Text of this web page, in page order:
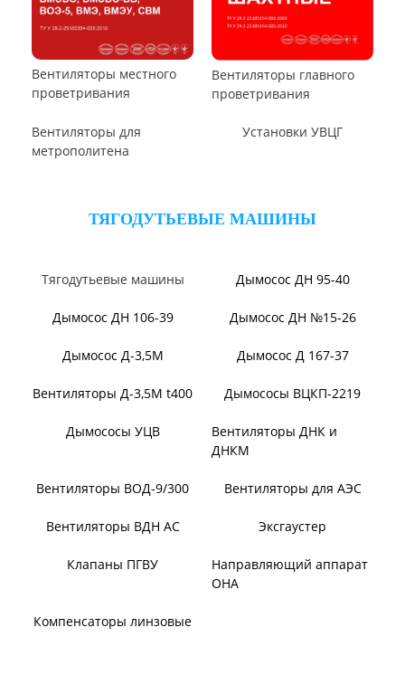
Вентилятор В06-290-11 Вентилятор В06-298-11
Вентилятор В1,0-260-5
Вентиляторы местного
Вентиляторы главного
проветривания
Вентиляторы для